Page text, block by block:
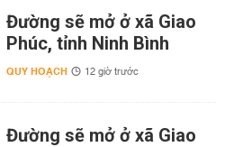
Đường sẽ mở ở xã Giao
Phúc, tỉnh Ninh Bình
QUY HOẠCH 12 giờ trước
Đường sẽ mở ở xã Giao